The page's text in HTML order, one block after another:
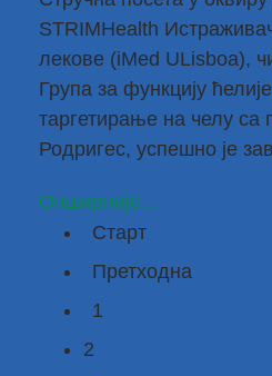
STRIMHealth
лекове (iMed ULisboa),
Група за функцију
таргетирање на челу са
Родригес, успешно је
Опширније...
Старт
Претходна
1
2